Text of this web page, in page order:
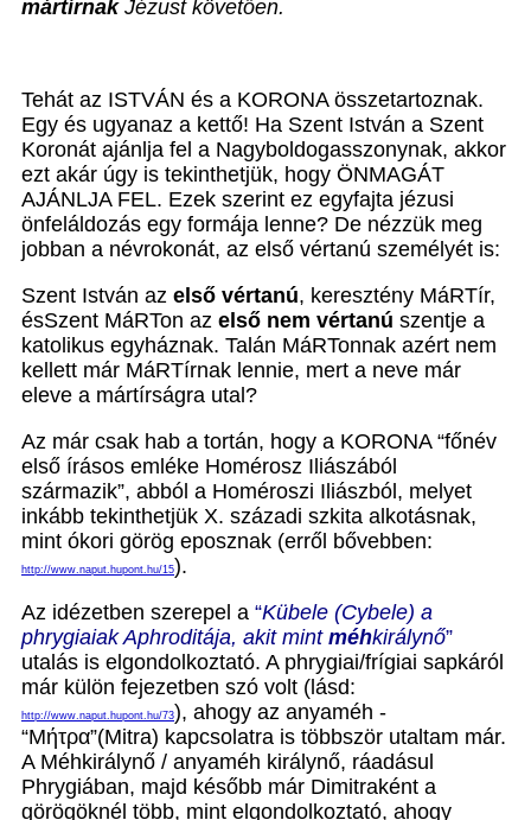
mártírnakJézust követően.
Tehát az ISTVÁN és a KORONA összetartoznak.
Egy és ugyanaz a kettő! Ha Szent István a Szent
Koronát ajánlja fel a Nagyboldogasszonynak, akkor
ezt akár úgy is tekinthetjük, hogy ÖNMAGÁT
AJÁNLJA FEL. Ezek szerint ez egyfajta jézusi
önfeláldozás egy formája lenne? De nézzük meg
jobban a névrokonát, az első vértanú személyét is:
Szent István az első vértanú, keresztény MáRTír,
ésSzent MáRTon az első nem vértanú szentje a
katolikus egyháznak. Talán MáRTonnak azért nem
kellett már MáRTírnak lennie, mert a neve már
eleve a mártírságra utal?
Az már csak hab a tortán, hogy a KORONA “főnév
első írásos emléke Homérosz Iliászából
származik”, abból a Homéroszi Iliászból, melyet
inkább tekinthetjük X. századi szkita alkotásnak,
mint ókori görög eposznak (erről bővebben:
http://www.naput.hupont.hu/15).
Az idézetben szerepel a “Kübele (Cybele) a
phrygiaiak Aphroditája, akit mint méhkirálynő”
utalás is elgondolkoztató. A phrygiai/frígiai sapkáról
már külön fejezetben szó volt (lásd:
http://www.naput.hupont.hu/73), ahogy az anyaméh -
“Μήτρα”(Mitra) kapcsolatra is többször utaltam már.
A Méhkirálynő / anyaméh királynő, ráadásul
Phrygiában, majd később már Dimitraként a
görögöknél több, mint elgondolkoztató, ahogy